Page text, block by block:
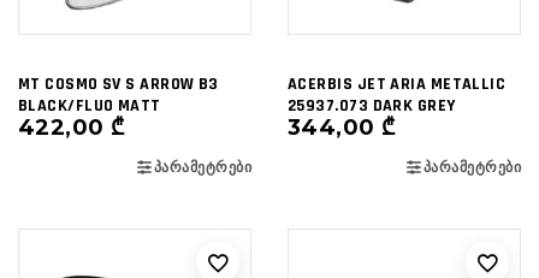
MT COSMO SV S ARROW B3
BLACK/FLUO MATT
422,00 ₾
ᲞᲐᲠᲐᲛᲔᲢᲠᲔᲑᲘ
ACERBIS JET ARIA METALLIC
25937.073 DARK GREY
344,00 ₾
ᲞᲐᲠᲐᲛᲔᲢᲠᲔᲑᲘ